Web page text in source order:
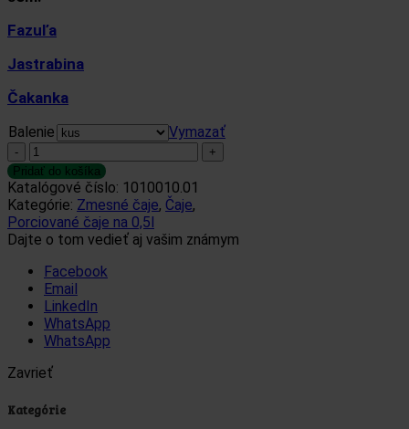
Fazuľa
Jastrabina
Čakanka
Balenie
Vymazať
množstvo
Hladina
cukru
Pridať do košíka
Katalógové číslo: 1010010.01
Kategórie: Zmesné čaje, Čaje,
Porciované čaje na 0,5l
Dajte o tom vedieť aj vašim známym
Facebook
Email
LinkedIn
WhatsApp
WhatsApp
Zavrieť
Kategórie